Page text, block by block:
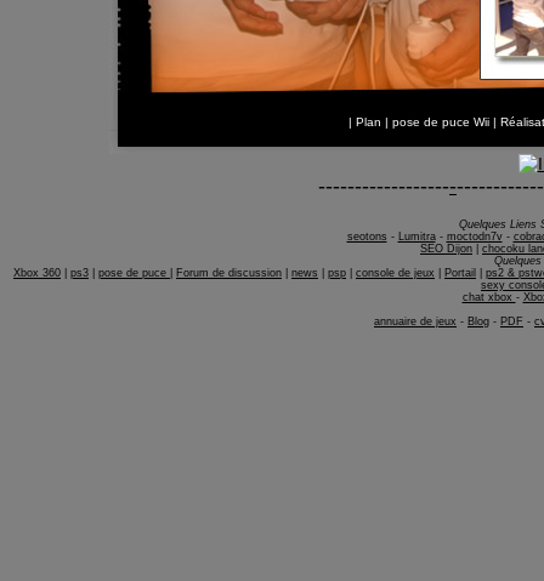
| Plan | pose de puce Wii |
-------------------
Quelques Liens
seotons - Lumitra- moctodn7v-
SEO Dijon
chocoku
Xbox 360
ps3 pose de puce Forum de discussion news psp console de jeux Portail
ps2 &
sexy
chat xbox -
annuaire de jeux - Blog - PDF -